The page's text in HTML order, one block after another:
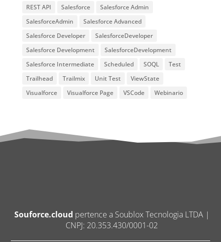
REST API
Salesforce
Salesforce Admin
SalesforceAdmin
Salesforce Advanced
Salesforce Developer
SalesforceDeveloper
Salesforce Development
SalesforceDevelopment
Salesforce Intermediate
Scheduled SOQL
Test
Trailhead
Trailmix Unit Test
ViewState
Visualforce
Visualforce Page VSCode Webinario
Souforce.cloud pertence a Soublox Tecnologia LTDA |
CNPJ: 20.353.430/0001-02